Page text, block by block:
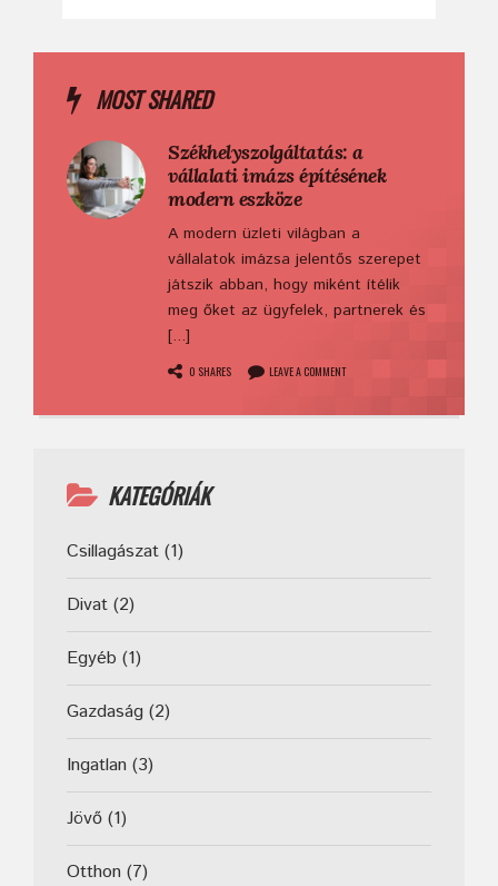
MOST SHARED
Székhelyszolgáltatás: a
vállalati imázs építésének
modern eszköze
A modern üzleti világban a
vállalatok imázsa jelentős szerepet
játszik abban, hogy miként ítélik
meg őket az ügyfelek, partnerek és
[...]
0 SHARES LEAVE A COMMENT
KATEGÓRIÁK
Csillagászat (1)
Divat (2)
Egyéb (1)
Gazdaság (2)
Ingatlan (3)
Jövő (1)
Otthon (7)